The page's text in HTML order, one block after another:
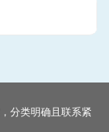
分类明确且联系紧